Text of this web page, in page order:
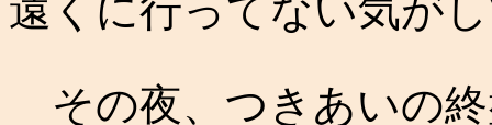
遠くに行ってない気が
その夜、つきあいの